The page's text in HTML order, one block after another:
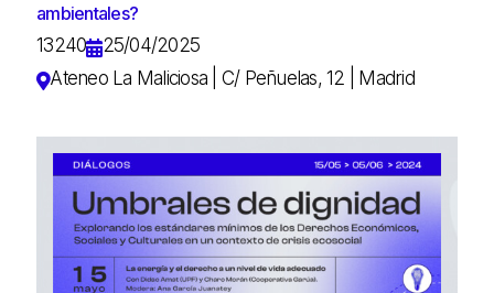
ambientales?
13240
25/04/2025
Ateneo La Maliciosa | C/ Peñuelas, 12 | Madrid